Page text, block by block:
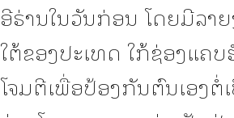
ອີຣ່ານໃນວັນກ່ອນ ໂດຍມີລາ
ໃຕ້ຂອງປະເທດ ໃກ້ຊ່ອງແຄ
ໂຈມຕີເພື່ອປ້ອງກັນຕົນເອງ